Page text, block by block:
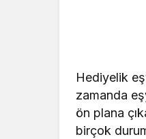
Hediyelik
zamanda
ön plana
birçok